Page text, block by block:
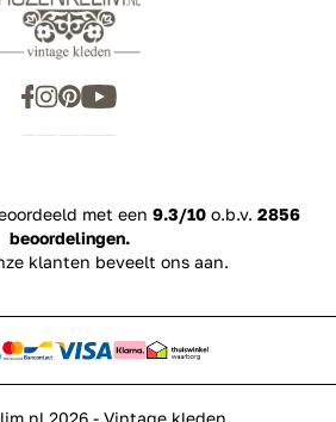
met een 9.3/10 o.b.v. 2856
beoordelingen.
klanten beveelt ons aan.
2026 - Vintage kleden